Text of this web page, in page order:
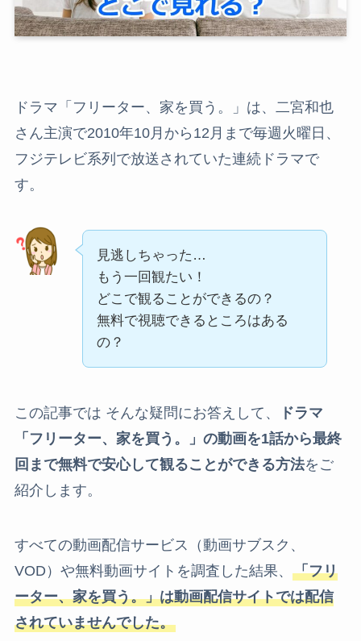
ドラマ「フリーター、家を買う。」は、二宮和也
さん主演で2010年10月から12月まで毎週火曜日、
フジテレビ系列で放送されていた連続ドラマで
す。
見逃しちゃった…
もう一回観たい！
どこで観ることができるの？
無料で視聴できるところはある
の？
この記事では そんな疑問にお答えして、
ドラマ
「フリーター、家を買う。」の動画を1話から最終
回まで無料で安心して観ることができる方法をご
紹介します。
すべての動画配信サービス（動画サブスク、
VOD）や無料動画サイトを調査した結果、 「フリ
ーター、家を買う。」は動画配信サイトでは配信
されていませんでした。